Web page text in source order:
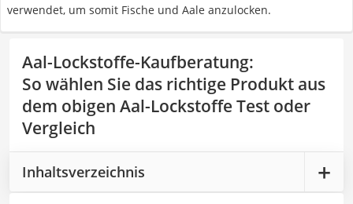
verwendet, um somit Fische und Aale anzulocken.
Aal-Lockstoffe-Kaufberatung:
So wählen Sie das richtige Produkt aus
dem obigen Aal-Lockstoffe Test oder
Vergleich
Inhaltsverzeichnis